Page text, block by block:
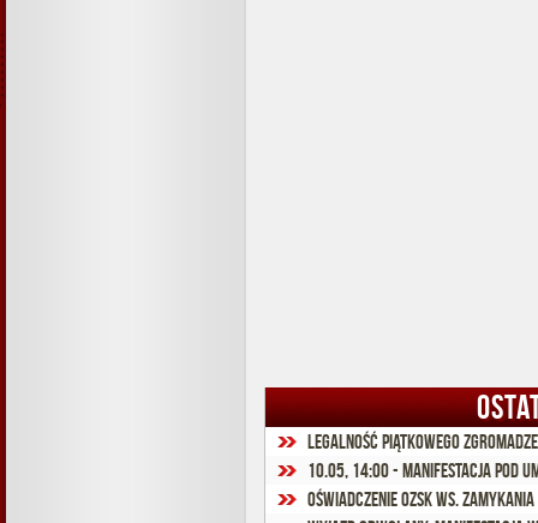
Legalność piątkowego
10.05, 14:00 - MANIFESTACJA POD
Oświadczenie OZSK ws.